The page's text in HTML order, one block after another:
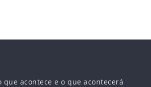
que acontece e o que acontecerá